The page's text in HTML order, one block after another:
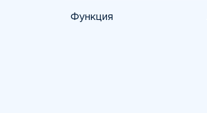
Функция